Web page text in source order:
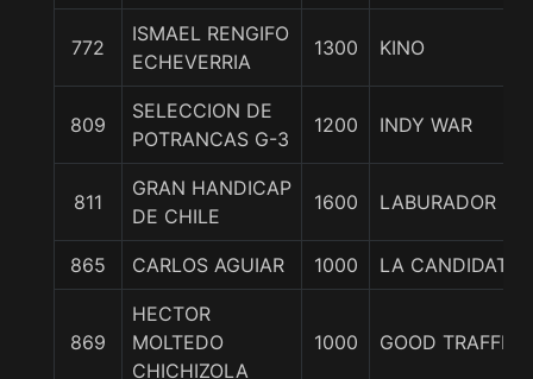
772
ISMAEL RENGIFO
ECHEVERRIA
1300 KINO
809
SELECCION DE
POTRANCAS G-3
1200 INDY WAR
811
GRAN HANDICAP
DE CHILE
1600 LABURADOR
865 CARLOS AGUIAR 1000 LA CANDIDATA
869
HECTOR
MOLTEDO
CHICHIZOLA
1000 GOOD TRAFFIC